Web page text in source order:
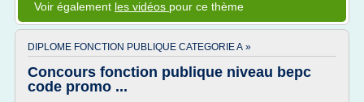
Voir également les vidéos pour ce thème
DIPLOME FONCTION PUBLIQUE CATEGORIE A »
Concours fonction publique niveau bepc
code promo ...